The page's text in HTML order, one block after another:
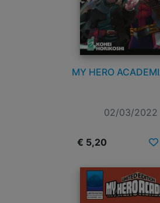
MY HERO
02/03/2022
€ 5,20